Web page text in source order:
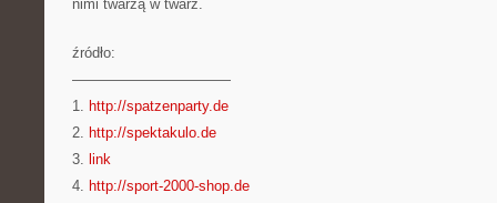
nimi twarzą w twarz.
źródło:
———————————
1. http://spatzenparty.de
2. http://spektakulo.de
3. link
4. http://sport-2000-shop.de